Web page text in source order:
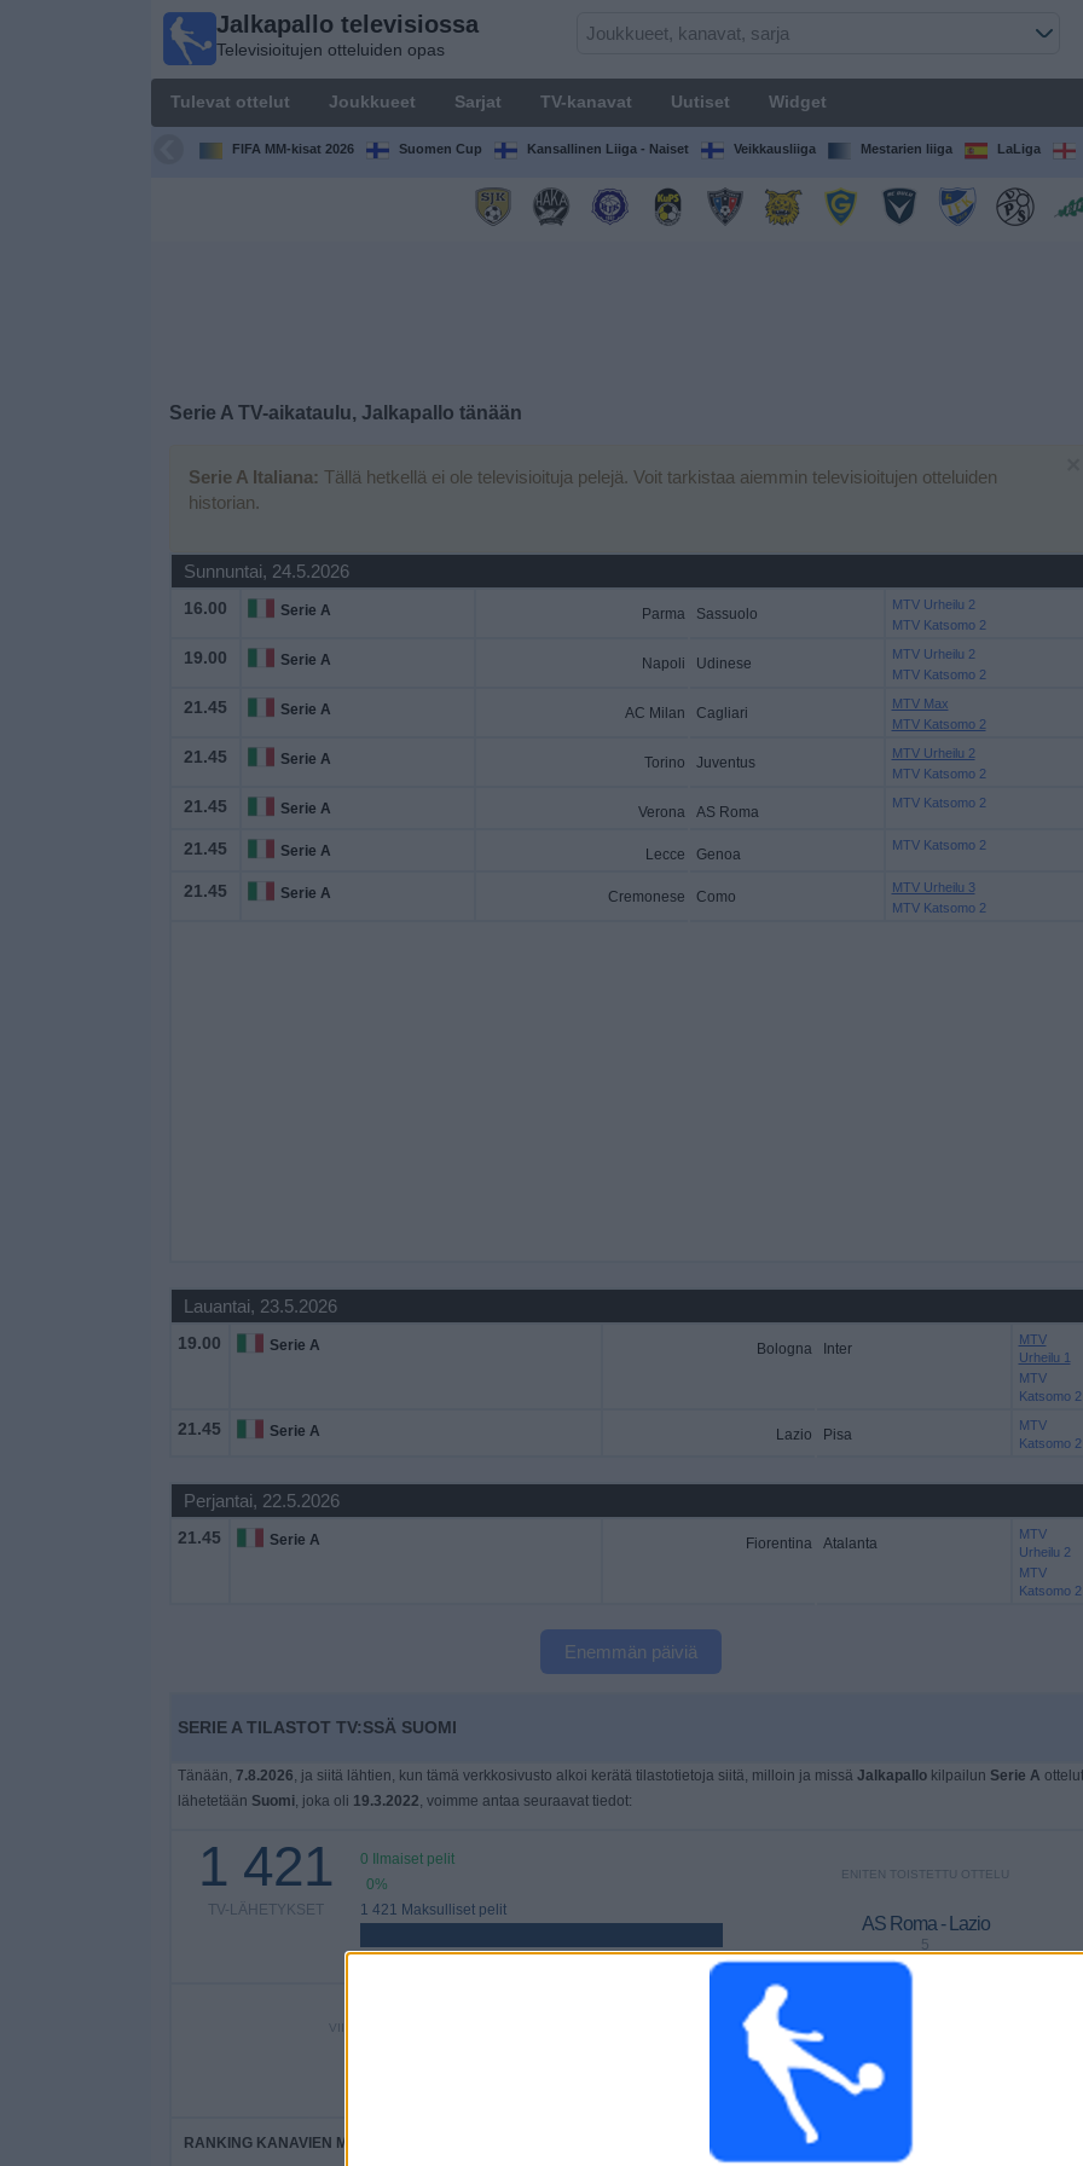
Jalkapallo televisiossa
Televisioitujen otteluiden opas
Tulevat ottelut Joukkueet Sarjat TV-kanavat Uutiset Widget
FIFA MM-kisat 2026 Suomen Cup Kansallinen Liiga - Naiset Veikkausliiga Mestarien liiga LaLiga
Serie A TV-aikataulu, Jalkapallo tänään
Serie A Italiana: Tällä hetkellä ei ole televisioituja pelejä. Voit tarkistaa aiemmin televisioitujen otteluiden
historian.
Sunnuntai, 24.5.2026
16.00 Serie A Parma Sassuolo
MTV Urheilu 2
MTV Katsomo 2
19.00 Serie A Napoli Udinese
MTV Urheilu 2
MTV Katsomo 2
21.45 Serie A AC Milan Cagliari
MTV Max
MTV Katsomo 2
21.45 Serie A Torino Juventus
MTV Urheilu 2
MTV Katsomo 2
21.45 Serie A Verona AS Roma
MTV Katsomo 2
21.45 Serie A Lecce Genoa
MTV Katsomo 2
21.45 Serie A Cremonese Como
MTV Urheilu 3
MTV Katsomo 2
Lauantai, 23.5.2026
19.00 Serie A Bologna Inter
MTV
Urheilu 1
MTV
Katsomo 2
21.45 Serie A Lazio Pisa
MTV
Katsomo 2
Perjantai, 22.5.2026
21.45 Serie A Fiorentina Atalanta
MTV
Urheilu 2
MTV
Katsomo 2
Enemmän päiviä
SERIE A TILASTOT TV:SSÄ SUOMI
Tänään, 7.8.2026, ja siitä lähtien, kun tämä verkkosivusto alkoi kerätä tilastotietoja siitä, milloin ja missä Jalkapallokilpailun Serie A ottelut
lähetetään Suomi, joka oli 19.3.2022, voimme antaa seuraavat tiedot:
1 421
TV-LÄHETYKSET
0 Ilmaiset pelit
0%
1 421 Maksulliset pelit
ENITEN TOISTETTU OTTELU
AS Roma - Lazio
5
VIIMEISIN ILMAINEN PELI VIIMEINEN MAKSETTU OTTELU
Cremonese - Como
24.5.2026 Serie A por MTV Urheilu 3, MTV Katsomo 2
RANKING KANAVIEN MUKAAN
Jalkapallo
televisiossa
Televisioitujen
otteluiden opas